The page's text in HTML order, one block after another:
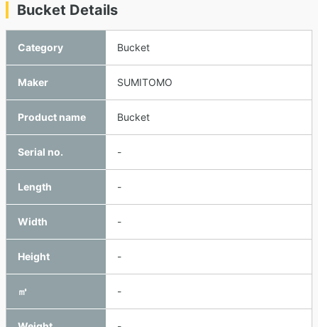
Bucket Details
Category Bucket
Maker SUMITOMO
Product name Bucket
Serial no. -
Length -
Width -
Height -
㎥ -